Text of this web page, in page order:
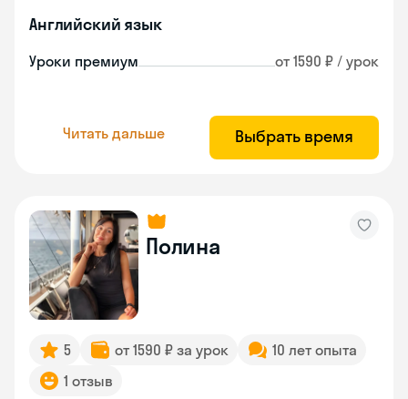
Английский язык
Уроки премиум от 1590 ₽ / урок
Читать дальше Выбрать время
Полина
5 от 1590 ₽ за урок
10 лет опыта
1 отзыв